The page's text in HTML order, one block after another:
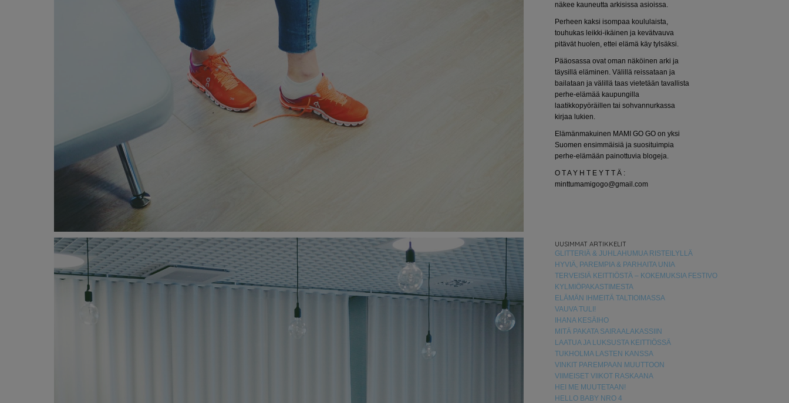
näkee kauneutta arkisissa asioissa.
Perheen kaksi isompaa koululaista,
touhukas leikki-ikäinen ja kevätvauva
pitävät huolen, ettei elämä käy tylsäksi.
Pääosassa ovat oman näköinen arki ja
täysillä eläminen. Välillä reissataan ja
bailataan ja välillä taas vietetään tavallista
perhe-elämää kaupungilla
laatikkopyöräillen tai sohvannurkassa
kirjaa lukien.
Elämänmakuinen MAMI GO GO on yksi
Suomen ensimmäisiä ja suosituimpia
perhe-elämään painottuvia blogeja.
O T A Y H T E Y T T Ä :
minttumamigogo@gmail.com
UUSIMMAT ARTIKKELIT
GLITTERIÄ & JUHLAHUMUA RISTEILYLLÄ
HYVIÄ, PAREMPIA & PARHAITA UNIA
TERVEISIÄ KEITTIÖSTÄ – KOKEMUKSIA FESTIVO
KYLMIÖPAKASTIMESTA
ELÄMÄN IHMEITÄ TALTIOIMASSA
VAUVA TULI!
IHANA KESÄIHO
MITÄ PAKATA SAIRAALAKASSIIN
LAATUA JA LUKSUSTA KEITTIÖSSÄ
TUKHOLMA LASTEN KANSSA
VINKIT PAREMPAAN MUUTTOON
VIIMEISET VIIKOT RASKAANA
HEI ME MUUTETAAN!
HELLO BABY NRO 4